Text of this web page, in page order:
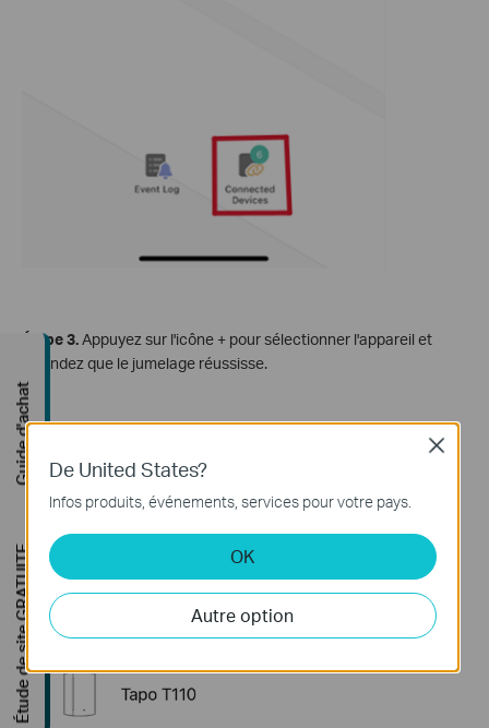
Étape 3.Appuyez sur l'icône + pour sélectionner l'appareil et
attendez que le jumelage réussisse.
De United States?
Infos produits, événements, services pour votre pays.
OK
Autre option
Close
Guide d'achat
Étude de site GRATUITE